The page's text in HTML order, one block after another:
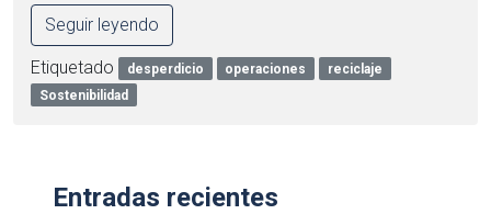
Seguir leyendo
Etiquetado desperdicio operaciones
reciclaje
Sostenibilidad
Entradas recientes